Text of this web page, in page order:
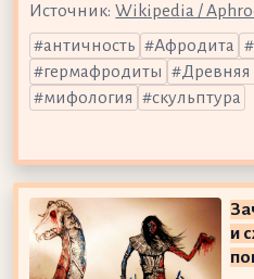
Источник: Wikipedia /
античность
Афродита
гермафродиты
Древняя
мифология
скульптура
и